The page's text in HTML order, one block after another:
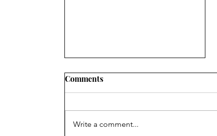
Comments
Write a comment...